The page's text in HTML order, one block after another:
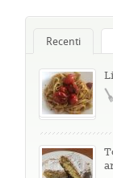
Recenti